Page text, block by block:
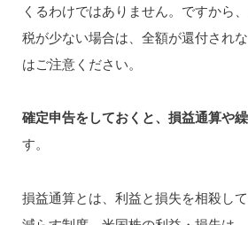
くるわけではありません。ですから
税が少ない場合は、全額が還付され
はご注意ください。
確定申告をしておくと、損益通算や
す。
損益通算とは、利益と損失を相殺し